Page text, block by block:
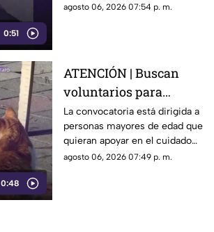
0:51
muestra de apoyo de
agosto 06, 2026 07:54 p. m.
0:48
ATENCIÓN | Buscan
voluntarios para
cuidar gatos en una
isla de Grecia
La convocatoria está dirigida a
personas mayores de edad que
quieran apoyar en el cuidado
de gatos rescatados mientras
agosto 06, 2026 07:49 p. m.